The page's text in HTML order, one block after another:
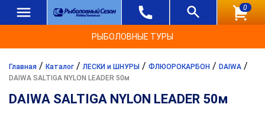
0
РЫБОЛОВНЫЕ ТУРЫ
Главная / Каталог / ЛЕСКИ и ШНУРЫ / ФЛЮОРОКАРБОН / DAIWA /
DAIWA SALTIGA NYLON LEADER 50м
DAIWA SALTIGA NYLON LEADER 50м